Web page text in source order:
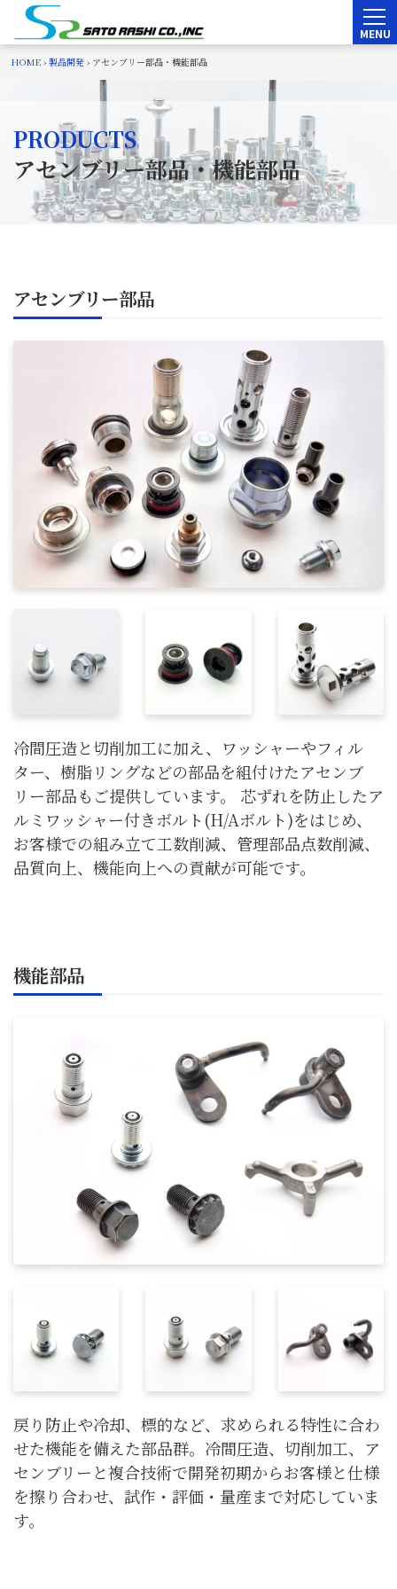
Skip
content
HOME › 製品開発 › アセンブリー部品・機能部品
PRODUCTS
アセンブリー部品・機能部品
アセンブリー部品
冷間圧造と切削加工に加え、ワッシャーやフィル
ター、樹脂リングなどの部品を組付けたアセンブ
リー部品もご提供しています。 芯ずれを防止したア
ルミワッシャー付きボルト(H/Aボルト)をはじめ、
お客様での組み立て工数削減、管理部品点数削減、
品質向上、機能向上への貢献が可能です。
機能部品
戻り防止や冷却、標的など、求められる特性に合わ
せた機能を備えた部品群。冷間圧造、切削加工、ア
センブリーと複合技術で開発初期からお客様と仕様
を擦り合わせ、試作・評価・量産まで対応していま
す。